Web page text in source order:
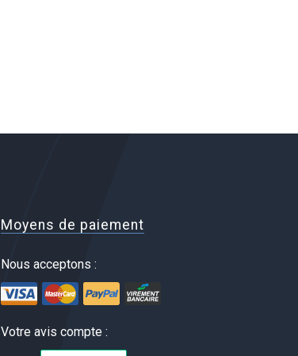
Moyens de paiement
Nous acceptons :
Votre avis compte :